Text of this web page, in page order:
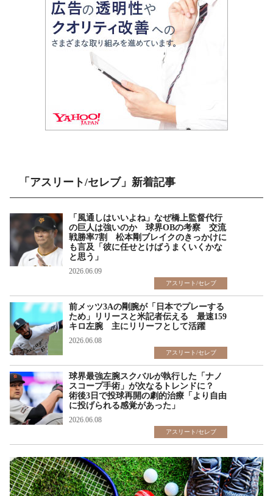
「アスリート/セレブ」新着記事
「風通しはいいよね」なぜ橋上監督代行
の巨人は強いのか 球界OBの考察 交流
戦勝率7割 松本剛ブレイクのきっかけに
も言及「彼に任せとけばうまくいくかな
と思う」
2026.06.09
アスリート/セレブ
前メッツ3Aの剛腕が「日本でプレーする
ため」リリースと米記者伝える 最速159
キロ左腕 主にリリーフとして活躍
2026.06.08
アスリート/セレブ
球界最強左腕スクバルが執行した「ナノ
スコープ手術」が次なるトレンドに？
術後3日で投球再開の劇的治療「より自由
に投げられる感覚があった」
2026.06.08
アスリート/セレブ